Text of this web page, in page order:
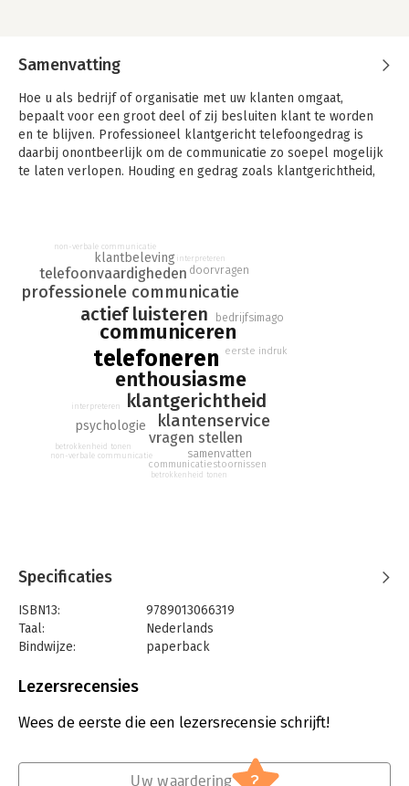
Samenvatting
Hoe u als bedrijf of organisatie met uw klanten omgaat,
bepaalt voor een groot deel of zij besluiten klant te worden
en te blijven. Professioneel klantgericht telefoongedrag is
daarbij onontbeerlijk om de communicatie zo soepel mogelijk
te laten verlopen. Houding en gedrag zoals klantgerichtheid,
Enthousiasme is een krachtig middel en dit kan en mag veel
meer worden ingezet in het leven, op het werk en bij het
voeren van telefonische gesprekken.
In 'Enthousiast telefoneren' leest u hoe u telefoontjes op uw
werk op een enthousiaste manier kunt beantwoorden. Dat
levert niet alleen veel plezier op, maar u maakt ook een veel
betere indruk en krijgt veel meer gedaan. Ook in lastige
telefoneren
communiceren
enthousiasme
actief luisteren
klantgerichtheid
professionele communicatie
klantenservice
vragen stellen
telefoonvaardigheden
psychologie
klantbeleving
doorvragen
bedrijfsimago
samenvatten
communicatiestoornissen
eerste indruk
betrokkenheid tonen
interpreteren
non-verbale communicatie
betrokkenheid tonen
interpreteren
non-verbale communicatie
Specificaties
ISBN13:
9789013066319
Taal:
Nederlands
Bindwijze:
paperback
Uitgever:
Verschijningsdatum:
1-4-2010
Lezersrecensies
Wees de eerste die een lezersrecensie schrijft!
Uw waardering ?